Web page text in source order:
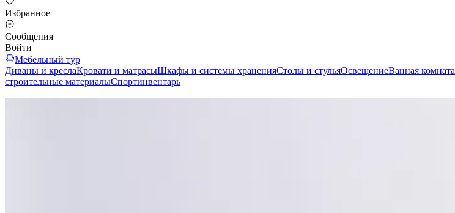
Избранное
Сообщения
Войти
Мебельный тур
Диваны и креслаКровати и матрасыШкафы и системы храненияСтолы и стульяОсвещениеВанная комната
строительные материалыСпортинвентарь